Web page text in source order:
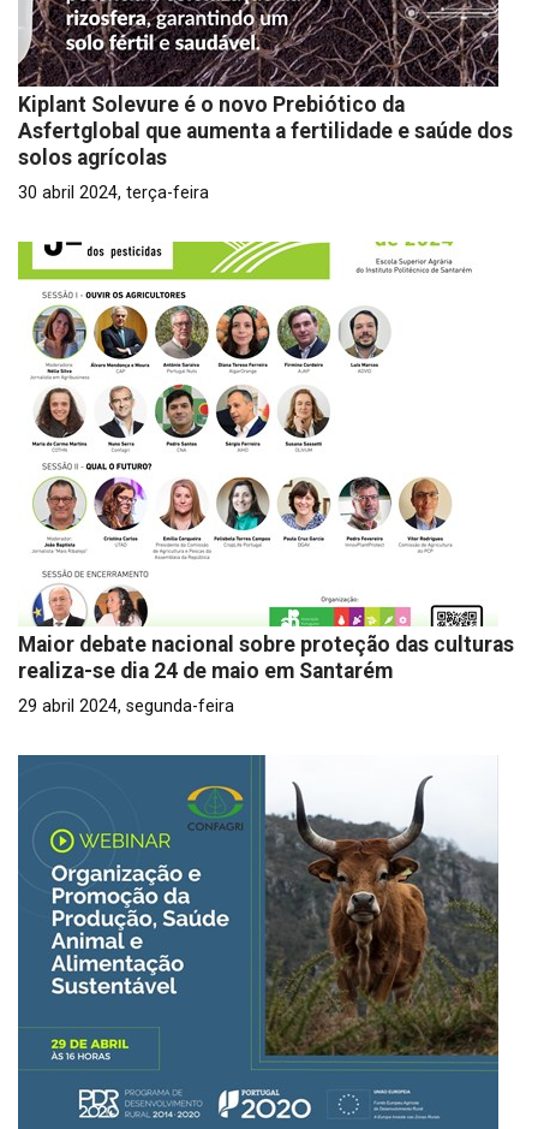
Kiplant Solevure é o novo Prebiótico da
Asfertglobal que aumenta a fertilidade e saúde dos
solos agrícolas
30 abril 2024, terça-feira
Maior debate nacional sobre proteção das culturas
realiza-se dia 24 de maio em Santarém
29 abril 2024, segunda-feira